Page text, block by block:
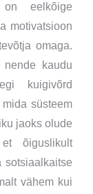
eelkõige
motivatsioon
omaga.
nende kaudu
kuigivõrd
süsteem
jaoks olude
õiguslikult
sotsiaalkaitse
vähem kui